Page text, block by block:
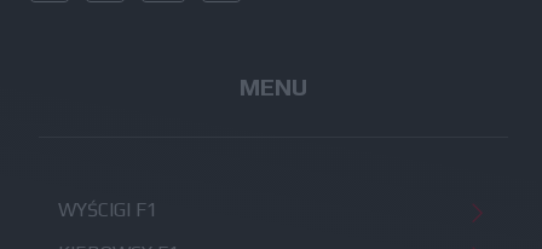
MENU
WYŚCIGI F1